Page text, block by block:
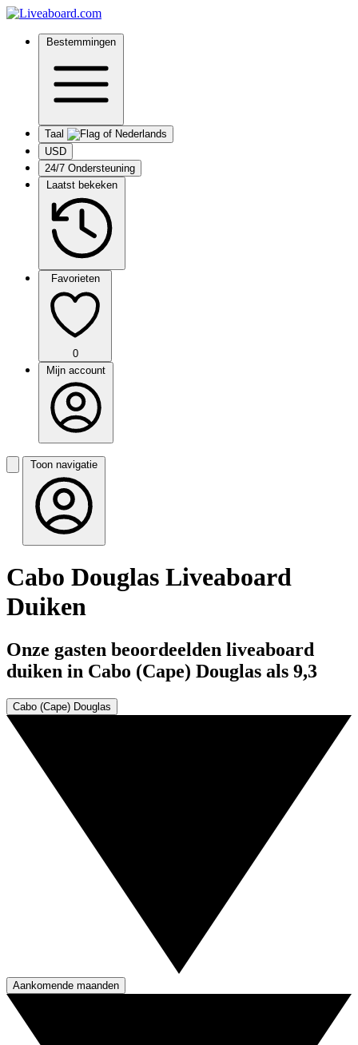
Bestemmingen
Taal
USD
24/7 Ondersteuning
Laatst bekeken
Favorieten
0
Mijn account
Toon navigatie
Cabo Douglas Liveaboard
Duiken
Onze gasten beoordeelden liveaboard
duiken in Cabo (Cape) Douglas als 9,3
Cabo (Cape) Douglas
Aankomende maanden